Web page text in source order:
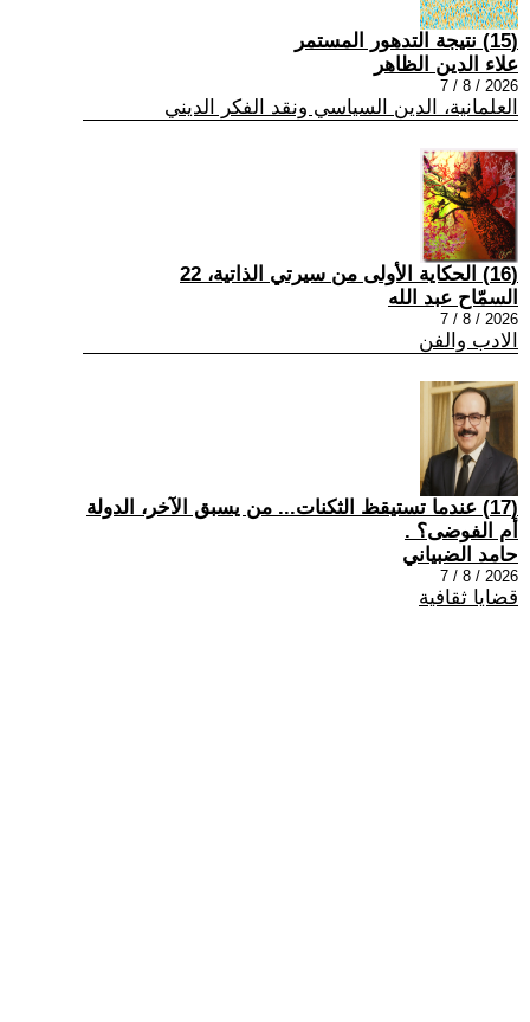
(15) نتيجة التدهور المستمر
علاء الدين الظاهر
2026 / 8 / 7
العلمانية، الدين السياسي ونقد الفكر الديني
(16) الحكاية الأولى من سيرتي الذاتية، 22
السمّاح عبد الله
2026 / 8 / 7
الادب والفن
(17) عندما تستيقظ الثكنات... من يسبق الآخر، الدولة
أم الفوضى؟ .
حامد الضبياني
2026 / 8 / 7
قضايا ثقافية